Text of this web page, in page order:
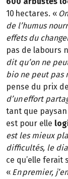
10 hectares. «
de l’humus
effets du
pas de labours
dit qu’on ne
bio ne peut pas
pense du prix
d’un effort
tant que
est pour elle
est les mieux
difficultés, le
ce qu’elle ferait
« En premier,